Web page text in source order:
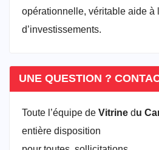
opérationnelle, véritable aide à
d’investissements.
UNE QUESTION ?
Toute l’équipe de Vitrine du
entière disposition